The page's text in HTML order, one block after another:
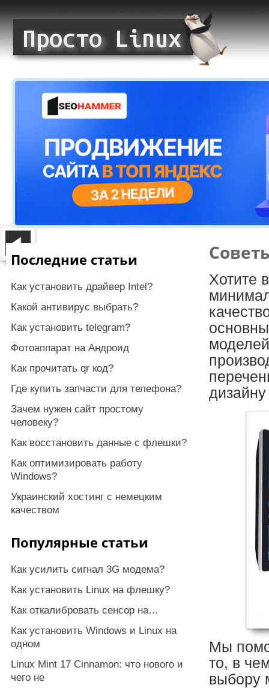
Хотите
Мы
то, в
выбору
Последние статьи
Как установить драйвер Intel?
Какой антивирус выбрать?
Как установить telegram?
Фотоаппарат на Андроид
Как прочитать qr код?
Где купить запчасти для телефона?
Зачем нужен сайт простому
человеку?
Как восстановить данные с флешки?
Как оптимизировать работу
Windows?
Украинский хостинг с немецким
качеством
Популярные статьи
Как усилить сигнал 3G модема?
Как установить Linux на флешку?
Как откалибровать сенсор на…
Как установить Windows и Linux на
одном
Linux Mint 17 Cinnamon: что нового и
чего не